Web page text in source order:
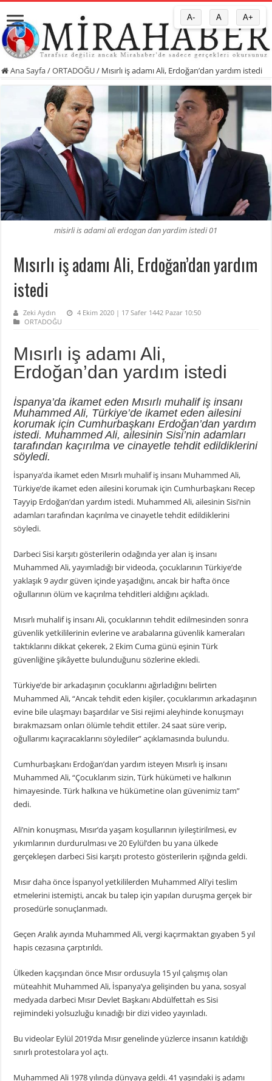
Ana Sayfa/ORTADOĞU/ Mısırlı iş adamı Ali, Erdoğan’dan yardım istedi
misirli is adami ali erdogan dan yardim istedi 01
Mısırlı iş adamı Ali, Erdoğan’dan yardım
istedi
Zeki Aydın
4 Ekim 2020 | 17 Safer 1442 Pazar 10:50
ORTADOĞU
Mısırlı iş adamı Ali,
Erdoğan’dan yardım istedi
İspanya’da ikamet eden Mısırlı muhalif iş insanı
Muhammed Ali, Türkiye’de ikamet eden ailesini
korumak için Cumhurbaşkanı Erdoğan’dan yardım
istedi. Muhammed Ali, ailesinin Sisi’nin adamları
tarafından kaçırılma ve cinayetle tehdit edildiklerini
söyledi.
İspanya’da ikamet eden Mısırlı muhalif iş insanı Muhammed Ali,
Türkiye’de ikamet eden ailesini korumak için Cumhurbaşkanı Recep
Tayyip Erdoğan’dan yardım istedi. Muhammed Ali, ailesinin Sisi’nin
adamları tarafından kaçırılma ve cinayetle tehdit edildiklerini
söyledi.
Darbeci Sisi karşıtı gösterilerin odağında yer alan iş insanı
Muhammed Ali, yayımladığı bir videoda, çocuklarının Türkiye’de
yaklaşık 9 aydır güven içinde yaşadığını, ancak bir hafta önce
oğullarının ölüm ve kaçırılma tehditleri aldığını açıkladı.
Mısırlı muhalif iş insanı Ali, çocuklarının tehdit edilmesinden sonra
güvenlik yetkililerinin evlerine ve arabalarına güvenlik kameraları
taktıklarını dikkat çekerek, 2 Ekim Cuma günü eşinin Türk
güvenliğine şikâyette bulunduğunu sözlerine ekledi.
Türkiye’de bir arkadaşının çocuklarını ağırladığını belirten
Muhammed Ali, “Ancak tehdit eden kişiler, çocuklarımın arkadaşının
evine bile ulaşmayı başardılar ve Sisi rejimi aleyhinde konuşmayı
bırakmazsam onları ölümle tehdit ettiler. 24 saat süre verip,
oğullarımı kaçıracaklarını söylediler” açıklamasında bulundu.
Cumhurbaşkanı Erdoğan’dan yardım isteyen Mısırlı iş insanı
Muhammed Ali, “Çocuklarım sizin, Türk hükümeti ve halkının
himayesinde. Türk halkına ve hükümetine olan güvenimiz tam”
dedi.
Ali’nin konuşması, Mısır’da yaşam koşullarının iyileştirilmesi, ev
yıkımlarının durdurulması ve 20 Eylül’den bu yana ülkede
gerçekleşen darbeci Sisi karşıtı protesto gösterilerin ışığında geldi.
Mısır daha önce İspanyol yetkililerden Muhammed Ali’yi teslim
etmelerini istemişti, ancak bu talep için yapılan duruşma gerçek bir
prosedürle sonuçlanmadı.
Geçen Aralık ayında Muhammed Ali, vergi kaçırmaktan gıyaben 5 yıl
hapis cezasına çarptırıldı.
Ülkeden kaçışından önce Mısır ordusuyla 15 yıl çalışmış olan
müteahhit Muhammed Ali, İspanya’ya gelişinden bu yana, sosyal
medyada darbeci Mısır Devlet Başkanı Abdülfettah es Sisi
rejimindeki yolsuzluğu kınadığı bir dizi video yayınladı.
Bu videolar Eylül 2019’da Mısır genelinde yüzlerce insanın katıldığı
sınırlı protestolara yol açtı.
Muhammed Ali 1978 yılında dünyaya geldi. 41 yaşındaki iş adamı
A- A A+